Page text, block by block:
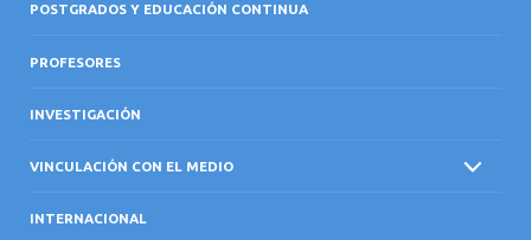
POSTGRADOS Y EDUCACIÓN CONTINUA
PROFESORES
INVESTIGACIÓN
VINCULACIÓN CON EL MEDIO
INTERNACIONAL